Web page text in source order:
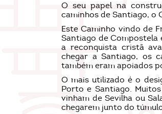
O seu papel na
caminhos de Santiago, o
Este Caminho vindo de
Santiago de Compostela
a reconquista cristã
chegar a Santiago, os
também eram apoiados
O mais utilizado é o
Porto e Santiago.
vinham de Sevilha ou
chegarem junto do